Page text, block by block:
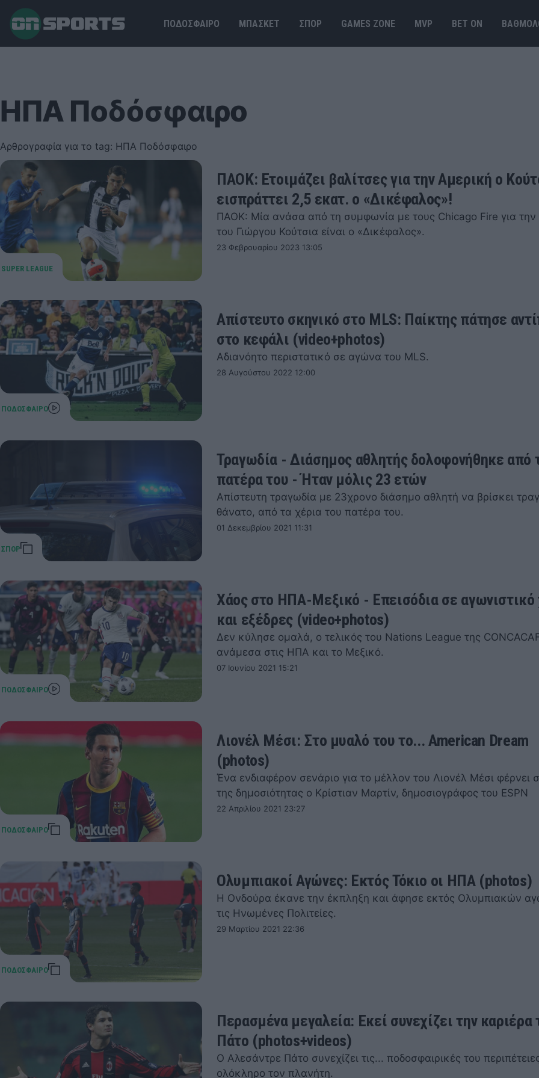
ΠΟΔΟΣΦΑΙΡΟ ΜΠΑΣΚΕΤ ΣΠΟΡ GAMES ΖΟΝΕ MVP BET ΟΝ
ΗΠΑ Ποδόσφαιρο
Αρθρογραφία για το tag: ΗΠΑ Ποδόσφαιρο
ΠΑΟΚ: Ετοιμάζει βαλίτσες για την Αμερική ο
εισπράττει 2,5 εκατ. ο «Δικέφαλος»!
ΠΑΟΚ: Μία ανάσα από τη συμφωνία με τους Chicago Fire για
του Γιώργου Κούτσια είναι ο «Δικέφαλος».
23 Φεβρουαρίου 2023 13:05
Απίστευτο σκηνικό στο MLS: Παίκτης πάτησε
στο κεφάλι (video+photos)
Αδιανόητο περιστατικό σε αγώνα του MLS.
28 Αυγούστου 2022 12:00
Τραγωδία - Διάσημος αθλητής δολοφονήθηκε από
πατέρα του - Ήταν μόλις 23 ετών
Απίστευτη τραγωδία με 23χρονο διάσημο αθλητή να βρίσκει
θάνατο, από τα χέρια του πατέρα του.
01 Δεκεμβρίου 2021 11:31
Χάος στο ΗΠΑ-Μεξικό - Επεισόδια σε
και εξέδρες (video+photos)
Δεν κύλησε ομαλά, ο τελικός του Nations League της
ανάμεσα στις ΗΠΑ και το Μεξικό.
07 Ιουνίου 2021 15:21
Λιονέλ Μέσι: Στο μυαλό του το... American Dream
(photos)
Ένα ενδιαφέρον σενάριο για το μέλλον του Λιονέλ Μέσι φέρνει
της δημοσιότητας ο Κρίστιαν Μαρτίν, δημοσιογράφος του ESPN
22 Απριλίου 2021 23:27
Ολυμπιακοί Αγώνες: Εκτός Τόκιο οι ΗΠΑ (photos)
Η Ονδούρα έκανε την έκπληξη και άφησε εκτός Ολυμπιακών
τις Ηνωμένες Πολιτείες.
29 Μαρτίου 2021 22:36
Περασμένα μεγαλεία: Εκεί συνεχίζει την καριέρα
Πάτο (photos+videos)
Ο Αλεσάντρε Πάτο συνεχίζει τις... ποδοσφαιρικές του
ολόκληρο τον πλανήτη.